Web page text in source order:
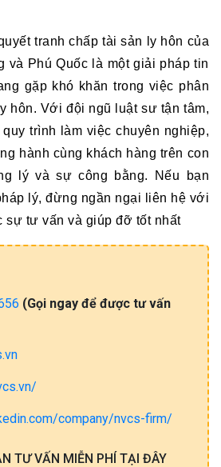
tranh chấp tài sản ly hôn của
và Phú Quốc là một giải pháp tin
gặp khó khăn trong việc phân
hôn. Với đội ngũ luật sư tận tâm,
trình làm việc chuyên nghiệp,
hành cùng khách hàng trên con
lý và sự công bằng. Nếu bạn
lý, đừng ngần ngại liên hệ với
sự tư vấn và giúp đỡ tốt nhất
(Gọi​ ngay đ​ể​ đ​ư​ợc​ tư​ vấ​n
company/nvcs-firm/
TƯ VẤN MIỄN PHÍ TẠI ĐÂY